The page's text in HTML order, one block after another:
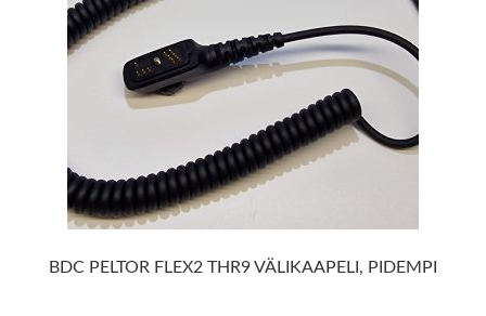
BDC PELTOR FLEX2 THR9 VÄLIKAAPELI, PIDEMPI